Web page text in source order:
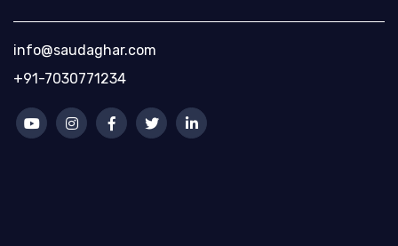
info@saudaghar.com
+91-7030771234